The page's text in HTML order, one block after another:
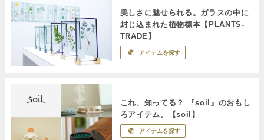
美しさに魅せられる。ガラスの中に
封じ込まれた植物標本【PLANTS-
TRADE】
アイテムを探す
これ、知ってる？ 『soil』のおもし
ろアイテム。【soil】
アイテムを探す